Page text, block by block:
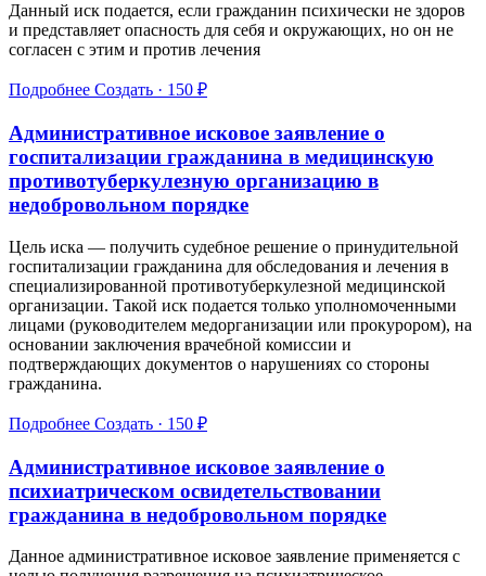
Данный иск подается, если гражданин психически не здоров
и представляет опасность для себя и окружающих, но он не
согласен с этим и против лечения
Подробнее Создать · 150 ₽
Административное исковое заявление о
госпитализации гражданина в медицинскую
противотуберкулезную организацию в
недобровольном порядке
Цель иска — получить судебное решение о принудительной
госпитализации гражданина для обследования и лечения в
специализированной противотуберкулезной медицинской
организации. Такой иск подается только уполномоченными
лицами (руководителем медорганизации или прокурором), на
основании заключения врачебной комиссии и
подтверждающих документов о нарушениях со стороны
гражданина.
Подробнее Создать · 150 ₽
Административное исковое заявление о
психиатрическом освидетельствовании
гражданина в недобровольном порядке
Данное административное исковое заявление применяется с